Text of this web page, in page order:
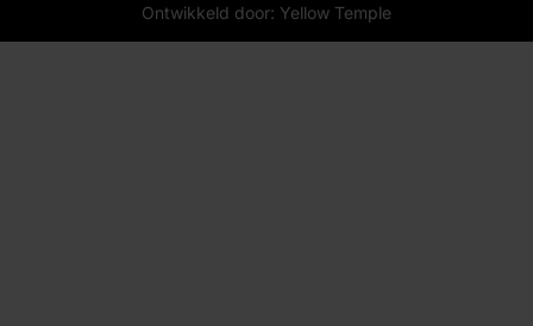
Ontwikkeld door: Yellow Temple